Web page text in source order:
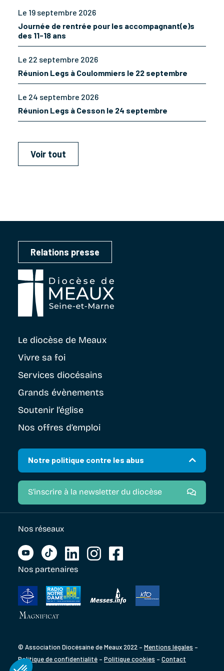
Le 19 septembre 2026
Journée de rentrée pour les accompagnant(e)s
des 11-18 ans
Le 22 septembre 2026
Réunion Legs à Coulommiers le 22 septembre
Le 24 septembre 2026
Réunion Legs à Cesson le 24 septembre
Voir tout
Relations presse
Le diocèse de Meaux
Vivre sa foi
Services diocésains
Grands évènements
Soutenir l’église
Nos offres d’emploi
Notre politique contre les abus
S'inscrire à la newsletter du diocèse
Nos réseaux
Nos partenaires
© Association Diocésaine de Meaux 2022 – Mentions légales –
Politique de confidentialité – Politique cookies – Contact